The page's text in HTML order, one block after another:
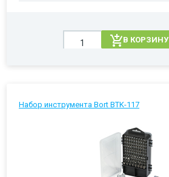
В КОРЗИНУ
Набор инструмента Bort BTK-117